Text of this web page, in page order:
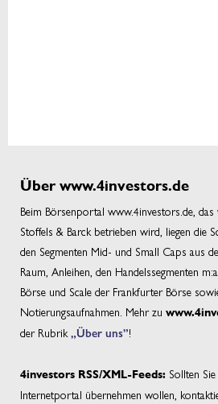
Über www.4investors.de
Beim Börsenportal www.4investors.de,
Stoffels & Barck betrieben wird, liegen die
den Segmenten Mid- und Small Caps aus
Raum, Anleihen, den Handelssegmenten
Börse und Scale der Frankfurter Börse
Notierungsaufnahmen. Mehr zu
der Rubrik „Über uns”!
4investors RSS/XML-Feeds: Sollten
Internetportal übernehmen wollen,